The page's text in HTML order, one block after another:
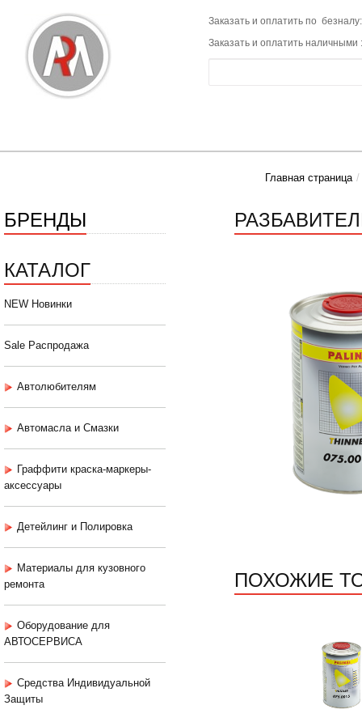
Заказать и оплатить по
Заказать и оплатить наличными
Главная страница
БРЕНДЫ
КАТАЛОГ
NEW Новинки
Sale Распродажа
Автолюбителям
Автомасла и Смазки
Граффити краска-маркеры-
аксессуары
Детейлинг и Полировка
Материалы для кузовного
ремонта
Оборудование для
АВТОСЕРВИСА
Средства Индивидуальной
Защиты
ПОХОЖИЕ